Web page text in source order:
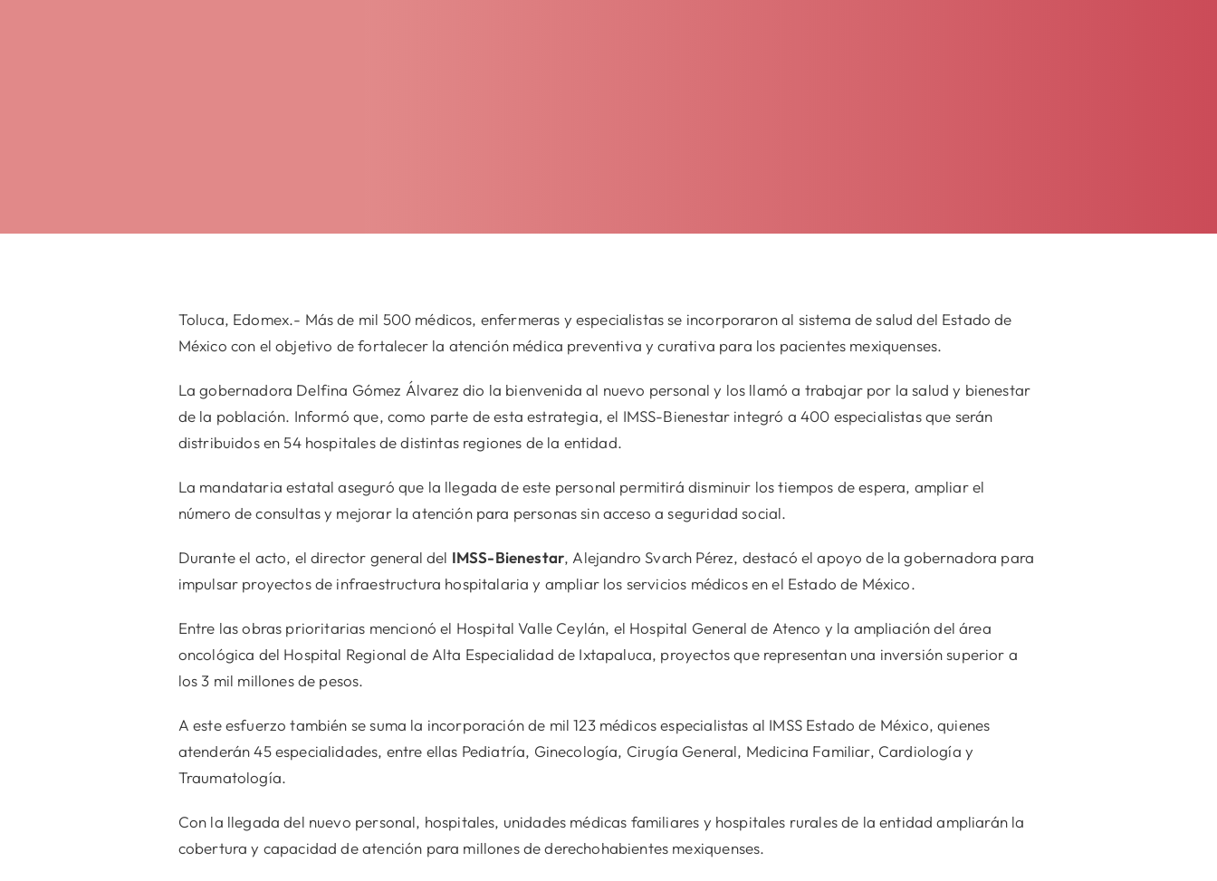
Toluca, Edomex.- Más de mil 500 médicos, enfermeras y especialistas se incorporaron al sistema de salud del Estado de
México con el objetivo de fortalecer la atención médica preventiva y curativa para los pacientes mexiquenses.
La gobernadora Delfina Gómez Álvarez dio la bienvenida al nuevo personal y los llamó a trabajar por la salud y bienestar
de la población. Informó que, como parte de esta estrategia, el IMSS-Bienestar integró a 400 especialistas que serán
distribuidos en 54 hospitales de distintas regiones de la entidad.
La mandataria estatal aseguró que la llegada de este personal permitirá disminuir los tiempos de espera, ampliar el
número de consultas y mejorar la atención para personas sin acceso a seguridad social.
Durante el acto, el director general del IMSS-Bienestar, Alejandro Svarch Pérez, destacó el apoyo de la gobernadora para
impulsar proyectos de infraestructura hospitalaria y ampliar los servicios médicos en el Estado de México.
Entre las obras prioritarias mencionó el Hospital Valle Ceylán, el Hospital General de Atenco y la ampliación del área
oncológica del Hospital Regional de Alta Especialidad de Ixtapaluca, proyectos que representan una inversión superior a
los 3 mil millones de pesos.
A este esfuerzo también se suma la incorporación de mil 123 médicos especialistas al IMSS Estado de México, quienes
atenderán 45 especialidades, entre ellas Pediatría, Ginecología, Cirugía General, Medicina Familiar, Cardiología y
Traumatología.
Con la llegada del nuevo personal, hospitales, unidades médicas familiares y hospitales rurales de la entidad ampliarán la
cobertura y capacidad de atención para millones de derechohabientes mexiquenses.